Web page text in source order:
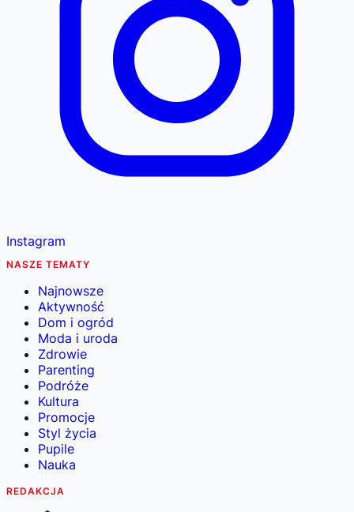
Instagram
NASZE TEMATY
Najnowsze
Aktywność
Dom i ogród
Moda i uroda
Zdrowie
Parenting
Podróże
Kultura
Promocje
Styl życia
Pupile
Nauka
REDAKCJA